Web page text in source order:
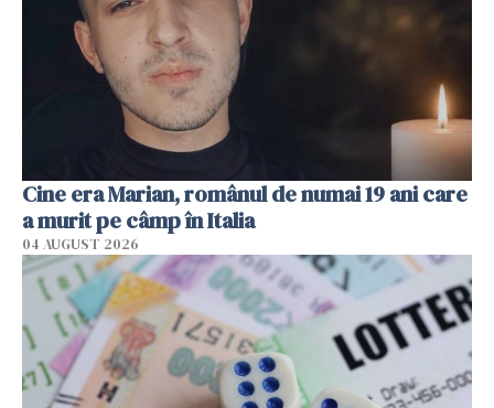
Cine era Marian, românul de numai 19 ani care
a murit pe câmp în Italia
04 AUGUST 2026